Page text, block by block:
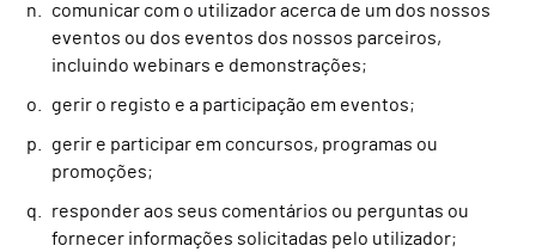
comunicar com o utilizador acerca de um dos nossos
eventos ou dos eventos dos nossos parceiros,
incluindo webinars e demonstrações;
gerir o registo e a participação em eventos;
gerir e participar em concursos, programas ou
promoções;
responder aos seus comentários ou perguntas ou
fornecer informações solicitadas pelo utilizador;